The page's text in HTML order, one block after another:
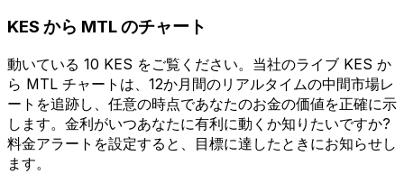
KES から MTL のチャート
動いている 10 KES をご覧ください。当社のライブ KES か
ら MTL チャートは、12か月間のリアルタイムの中間市場レ
ートを追跡し、任意の時点であなたのお金の価値を正確に示
します。金利がいつあなたに有利に動くか知りたいですか?
料金アラートを設定すると、目標に達したときにお知らせし
ます。